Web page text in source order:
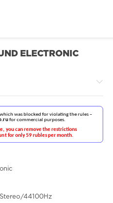
ELECTRONIC
44100Hz